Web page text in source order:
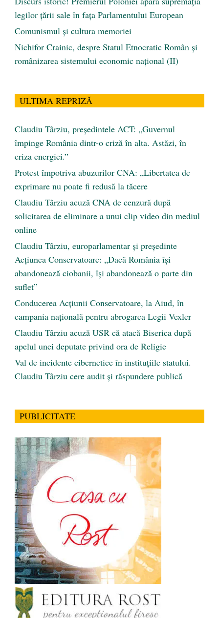
legilor țării sale în fața Parlamentului European
Comunismul şi cultura memoriei
Nichifor Crainic, despre Statul Etnocratic Român şi
românizarea sistemului economic naţional (II)
ULTIMA REPRIZĂ
Claudiu Târziu, președintele ACT: „Guvernul
împinge România dintr-o criză în alta. Astăzi, în
criza energiei.”
Protest împotriva abuzurilor CNA: „Libertatea de
exprimare nu poate fi redusă la tăcere
Claudiu Târziu acuză CNA de cenzură după
solicitarea de eliminare a unui clip video din mediul
online
Claudiu Târziu, europarlamentar și președinte
Acțiunea Conservatoare: „Dacă România își
abandonează ciobanii, își abandonează o parte din
suflet”
Conducerea Acțiunii Conservatoare, la Aiud, în
campania națională pentru abrogarea Legii Vexler
Claudiu Târziu acuză USR că atacă Biserica după
apelul unei deputate privind ora de Religie
Val de incidente cibernetice în instituțiile statului.
Claudiu Târziu cere audit și răspundere publică
PUBLICITATE